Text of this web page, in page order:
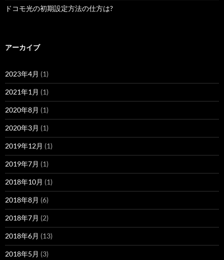
ドコモ光の初期設定方法の仕方は?
アーカイブ
2023年4月 (1)
2021年1月 (1)
2020年8月 (1)
2020年3月 (1)
2019年12月 (1)
2019年7月 (1)
2018年10月 (1)
2018年8月 (6)
2018年7月 (2)
2018年6月 (13)
2018年5月 (3)